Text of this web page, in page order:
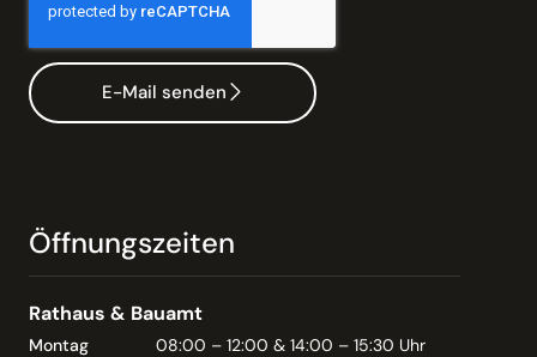
E-Mail senden
Öffnungszeiten
Rathaus & Bauamt
Montag
08:00 – 12:00 & 14:00 – 15:30 Uhr